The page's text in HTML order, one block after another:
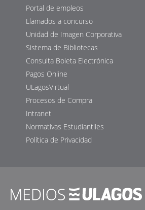
Portal de empleos
Llamados a concurso
Unidad de Imagen Corporativa
Sistema de Bibliotecas
Consulta Boleta Electrónica
Pagos Online
ULagosVirtual
Procesos de Compra
Intranet
Normativas Estudiantiles
Política de Privacidad